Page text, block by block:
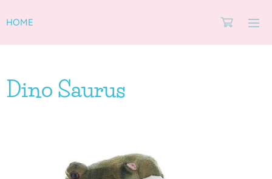
HOME
Dino Saurus